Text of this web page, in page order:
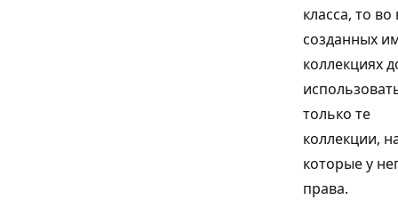
класса, то во
созданных
коллекциях
только те
коллекции,
которые у
права.